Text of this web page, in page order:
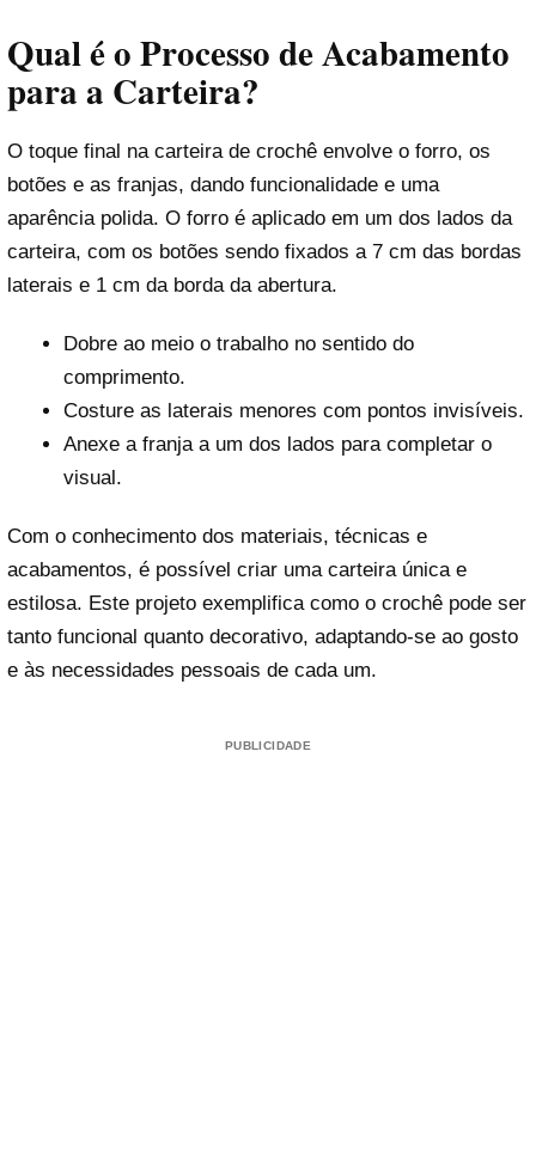
Qual é o Processo de Acabamento
para a Carteira?
O toque final na carteira de crochê envolve o forro, os
botões e as franjas, dando funcionalidade e uma
aparência polida. O forro é aplicado em um dos lados da
carteira, com os botões sendo fixados a 7 cm das bordas
laterais e 1 cm da borda da abertura.
Dobre ao meio o trabalho no sentido do
comprimento.
Costure as laterais menores com pontos invisíveis.
Anexe a franja a um dos lados para completar o
visual.
Com o conhecimento dos materiais, técnicas e
acabamentos, é possível criar uma carteira única e
estilosa. Este projeto exemplifica como o crochê pode ser
tanto funcional quanto decorativo, adaptando-se ao gosto
e às necessidades pessoais de cada um.
PUBLICIDADE